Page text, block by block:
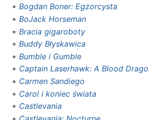
Bogdan Boner: Egzorcysta
BoJack Horseman
Bracia gigaroboty
Buddy Błyskawica
Bumble i Gumble
Captain Laserhawk: A Blood
Carmen Sandiego
Carol i koniec świata
Castlevania